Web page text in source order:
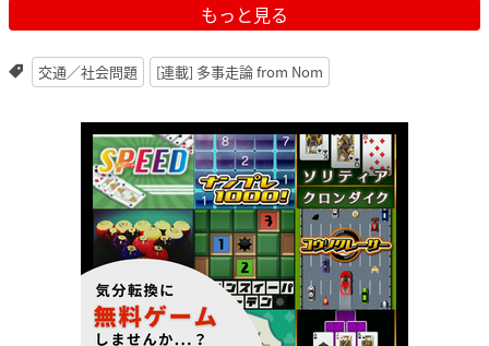
もっと見る
交通／社会問題 [連載] 多事走論 from Nom